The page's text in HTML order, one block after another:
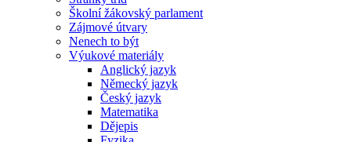
Školní žákovský parlament
Zájmové útvary
Nenech to být
Výukové materiály
Anglický jazyk
Německý jazyk
Český jazyk
Matematika
Dějepis